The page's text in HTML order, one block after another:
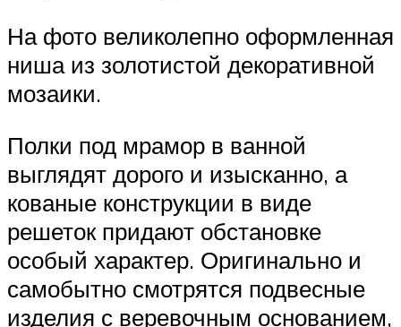
На фото великолепно оформленная
ниша из золотистой декоративной
мозаики.
Полки под мрамор в ванной
выглядят дорого и изысканно, а
кованые конструкции в виде
решеток придают обстановке
особый характер. Оригинально и
самобытно смотрятся подвесные
изделия с веревочным основанием,